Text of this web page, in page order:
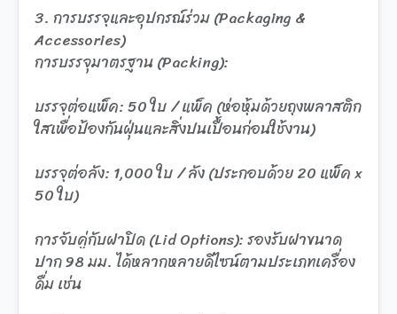
3. การบรรจุและอุปกรณ์ร่วม (Packaging &
Accessories)
การบรรจุมาตรฐาน (Packing):
บรรจุต่อแพ็ค: 50 ใบ / แพ็ค (ห่อหุ้มด้วยถุงพลาสติก
ใสเพื่อป้องกันฝุ่นและสิ่งปนเปื้อนก่อนใช้งาน)
บรรจุต่อลัง: 1,000 ใบ / ลัง (ประกอบด้วย 20 แพ็ค x
50 ใบ)
การจับคู่กับฝาปิด (Lid Options): รองรับฝาขนาด
ปาก 98 มม. ได้หลากหลายดีไซน์ตามประเภทเครื่อง
ดื่ม เช่น